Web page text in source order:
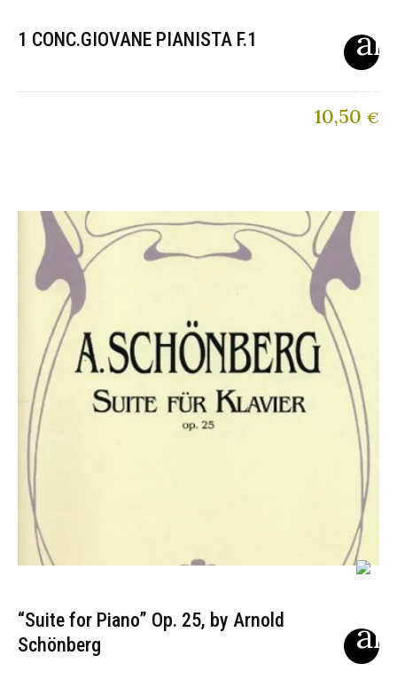
1 CONC.GIOVANE PIANISTA F.1
10,50 €
“Suite for Piano” Op. 25, by Arnold
Schönberg